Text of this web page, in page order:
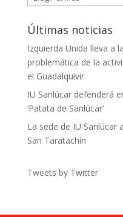
Últimas noticias
Izquierda Unida lleva a
problemática de la
el Guadalquivir
IU Sanlúcar defenderá
‘Patata de Sanlúcar’
La sede de IU Sanlúcar
San Taratachín
Tweets by Twitter